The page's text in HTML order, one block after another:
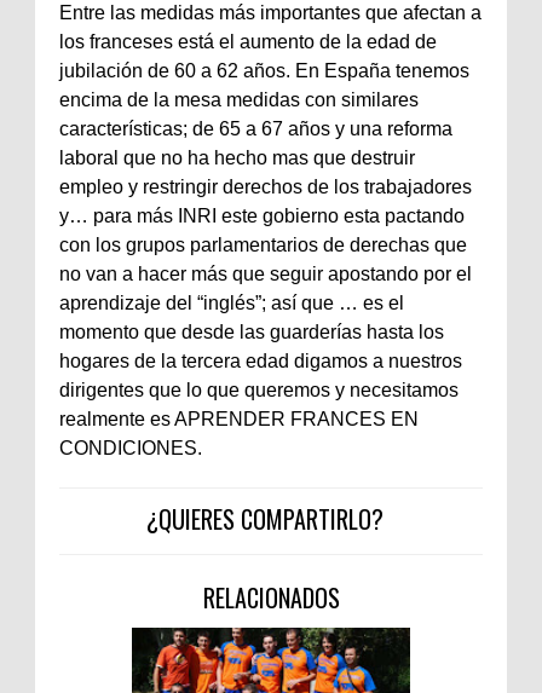
Entre las medidas más importantes que afectan a
los franceses está el aumento de la edad de
jubilación de 60 a 62 años. En España tenemos
encima de la mesa medidas con similares
características; de 65 a 67 años y una reforma
laboral que no ha hecho mas que destruir
empleo y restringir derechos de los trabajadores
y… para más INRI este gobierno esta pactando
con los grupos parlamentarios de derechas que
no van a hacer más que seguir apostando por el
aprendizaje del “inglés”; así que … es el
momento que desde las guarderías hasta los
hogares de la tercera edad digamos a nuestros
dirigentes que lo que queremos y necesitamos
realmente es APRENDER FRANCES EN
CONDICIONES.
¿QUIERES COMPARTIRLO?
RELACIONADOS